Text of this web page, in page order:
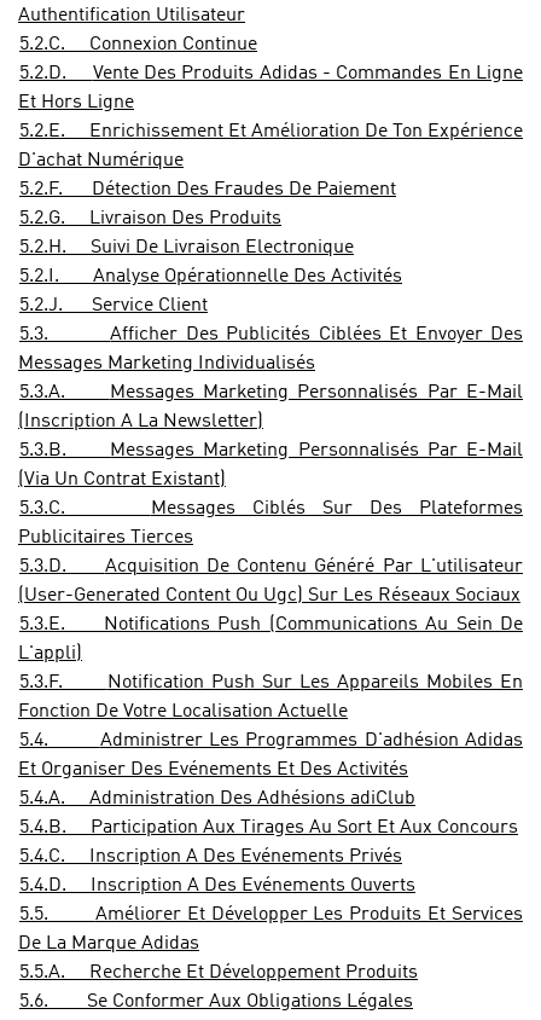
Authentification Utilisateur
5.2.C.
Connexion Continue
5.2.D.
Vente Des Produits Adidas - Commandes En Ligne
Et Hors Ligne
5.2.E.
Enrichissement Et Amélioration De Ton Expérience
D'achat Numérique
5.2.F.
Détection Des Fraudes De Paiement
5.2.G.
Livraison Des Produits
5.2.H.
Suivi De Livraison Electronique
5.2.I.
Analyse Opérationnelle Des Activités
5.2.J.
Service Client
5.3.
Afficher Des Publicités Ciblées Et Envoyer Des
Messages Marketing Individualisés
5.3.A.
Messages Marketing Personnalisés Par E-Mail
(Inscription A La Newsletter)
5.3.B.
Messages Marketing Personnalisés Par E-Mail
(Via Un Contrat Existant)
5.3.C.
Messages Ciblés Sur Des Plateformes
Publicitaires Tierces
5.3.D.
Acquisition De Contenu Généré Par L'utilisateur
(User-Generated Content Ou Ugc) Sur Les Réseaux Sociaux
5.3.E.
Notifications Push (Communications Au Sein De
L'appli)
5.3.F.
Notification Push Sur Les Appareils Mobiles En
Fonction De Votre Localisation Actuelle
5.4.
Administrer Les Programmes D'adhésion Adidas
Et Organiser Des Evénements Et Des Activités
5.4.A.
Administration Des Adhésions adiClub
5.4.B.
Participation Aux Tirages Au Sort Et Aux Concours
5.4.C.
Inscription A Des Evénements Privés
5.4.D.
Inscription A Des Evénements Ouverts
5.5.
Améliorer Et Développer Les Produits Et Services
De La Marque Adidas
5.5.A.
Recherche Et Développement Produits
5.6.
Se Conformer Aux Obligations Légales